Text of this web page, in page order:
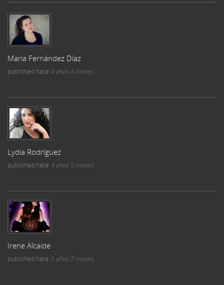
María Fernández Díaz
published hace 4 años 4 meses
Lydia Rodríguez
published hace 4 años 5 meses
Irene Alcaide
published hace 5 años 7 meses